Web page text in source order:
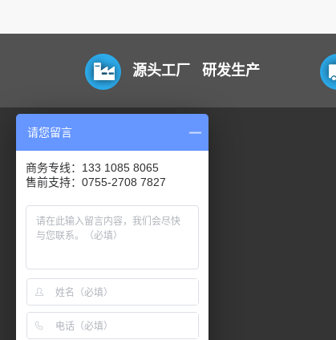
源头工厂 研发生产
电脑端
移动端
数据流
私有化
请您留言
商务专线：133 1085 8065
售前支持：0755-2708 7827